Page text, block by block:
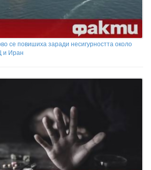
се повишиха заради несигурността около
и Иран